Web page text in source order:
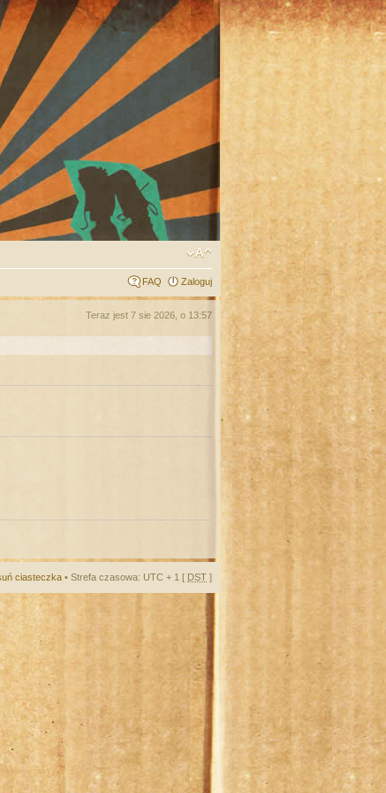
FAQ Zaloguj
Teraz jest 7 sie 2026, o 13:57
ciasteczka • Strefa czasowa: UTC + 1 [ DST ]